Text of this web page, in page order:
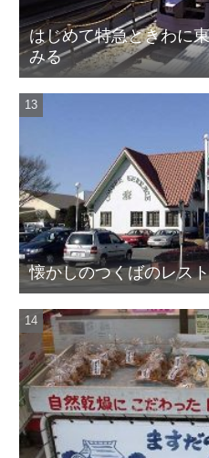
はじめて特急ときわに
みる
懐かしのつくばのレス